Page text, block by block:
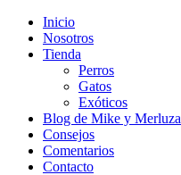
Inicio
Nosotros
Tienda
Perros
Gatos
Exóticos
Blog de Mike y Merluza
Consejos
Comentarios
Contacto